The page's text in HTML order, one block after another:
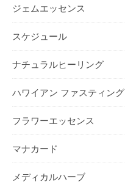
ジェムエッセンス
スケジュール
ナチュラルヒーリング
ハワイアン ファスティング
フラワーエッセンス
マナカード
メディカルハーブ